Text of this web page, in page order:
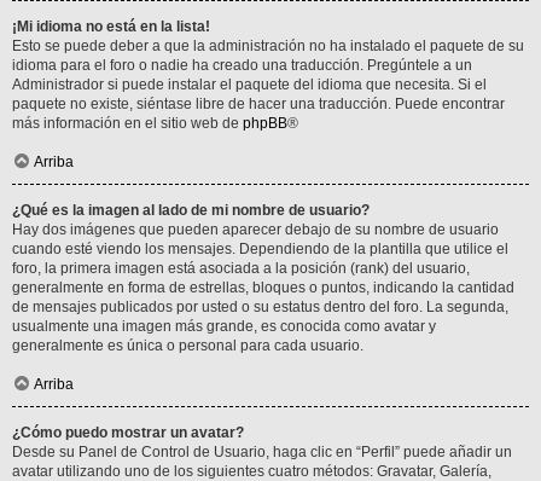
¡Mi idioma no está en la lista!
Esto se puede deber a que la administración no ha instalado el paquete de su
idioma para el foro o nadie ha creado una traducción. Pregúntele a un
Administrador si puede instalar el paquete del idioma que necesita. Si el
paquete no existe, siéntase libre de hacer una traducción. Puede encontrar
más información en el sitio web de phpBB®
Arriba
¿Qué es la imagen al lado de mi nombre de usuario?
Hay dos imágenes que pueden aparecer debajo de su nombre de usuario
cuando esté viendo los mensajes. Dependiendo de la plantilla que utilice el
foro, la primera imagen está asociada a la posición (rank) del usuario,
generalmente en forma de estrellas, bloques o puntos, indicando la cantidad
de mensajes publicados por usted o su estatus dentro del foro. La segunda,
usualmente una imagen más grande, es conocida como avatar y
generalmente es única o personal para cada usuario.
Arriba
¿Cómo puedo mostrar un avatar?
Desde su Panel de Control de Usuario, haga clic en “Perfil” puede añadir un
avatar utilizando uno de los siguientes cuatro métodos: Gravatar, Galería,